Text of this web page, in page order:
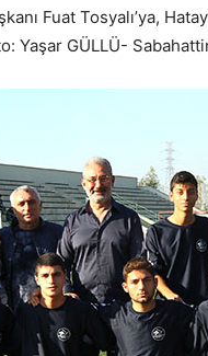
Fuat Tosyalı’ya,
Yaşar GÜLLÜ-